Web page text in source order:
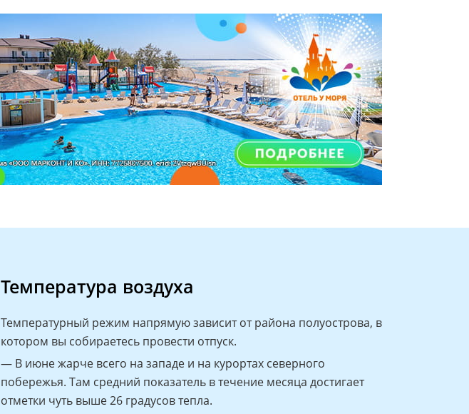
Температура воздуха
Температурный режим напрямую зависит от района полуострова, в
котором вы собираетесь провести отпуск.
— В июне жарче всего на западе и на курортах северного
побережья. Там средний показатель в течение месяца достигает
отметки чуть выше 26 градусов тепла.